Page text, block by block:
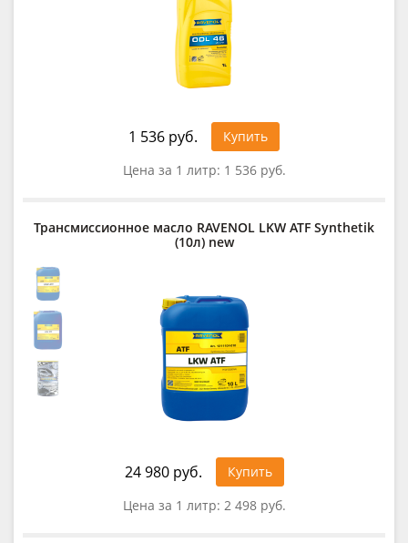
1 536 руб.
Купить
Цена за 1 литр: 1 536 руб.
Трансмиссионное масло RAVENOL LKW ATF Synthetik
(10л) new
24 980 руб.
Купить
Цена за 1 литр: 2 498 руб.